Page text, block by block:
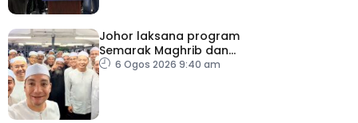
Johor laksana program
Semarak Maghrib dan
Isyak perkasa solat
6 Ogos 2026 9:40 am